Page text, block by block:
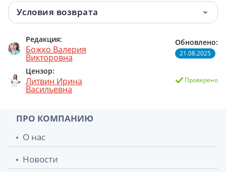
Условия возврата
Редакция:
Божко Валерия
Викторовна
Цензор:
Литвин Ирина
Васильевна
Обновлено:
21.08.2025
Проверено
ПРО КОМПАНИЮ
О нас
Новости